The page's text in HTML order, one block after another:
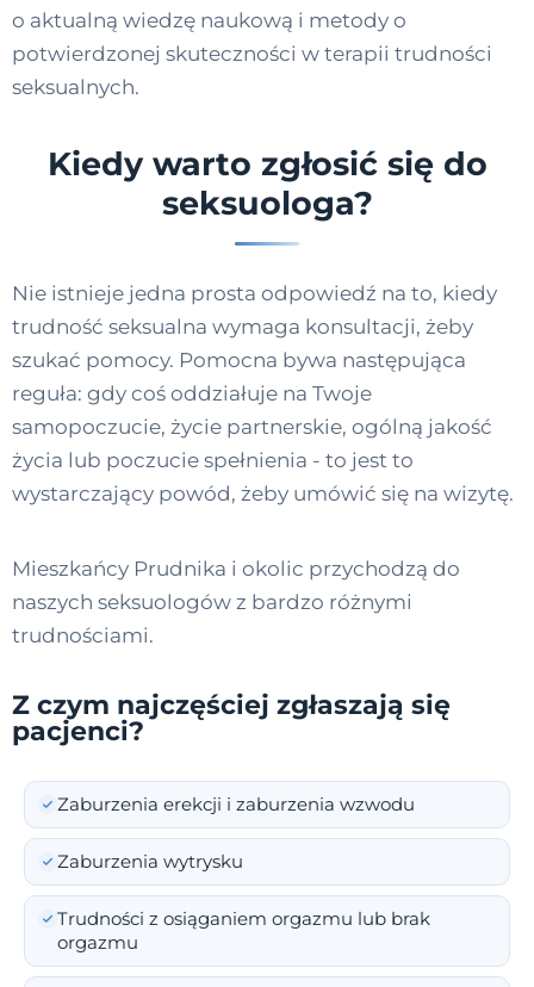
o aktualną wiedzę naukową i metody o
potwierdzonej skuteczności w terapii trudności
seksualnych.
Kiedy warto zgłosić się do
seksuologa?
Nie istnieje jedna prosta odpowiedź na to, kiedy
trudność seksualna wymaga konsultacji, żeby
szukać pomocy. Pomocna bywa następująca
reguła: gdy coś oddziałuje na Twoje
samopoczucie, życie partnerskie, ogólną jakość
życia lub poczucie spełnienia - to jest to
wystarczający powód, żeby umówić się na wizytę.
Mieszkańcy Prudnika i okolic przychodzą do
naszych seksuologów z bardzo różnymi
trudnościami.
Z czym najczęściej zgłaszają się
pacjenci?
Zaburzenia erekcji i zaburzenia wzwodu
Zaburzenia wytrysku
Trudności z osiąganiem orgazmu lub brak
orgazmu